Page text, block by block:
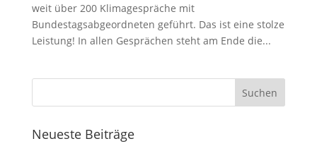
weit über 200 Klimagespräche mit
Bundestagsabgeordneten geführt. Das ist eine stolze
Leistung! In allen Gesprächen steht am Ende die...
Neueste Beiträge